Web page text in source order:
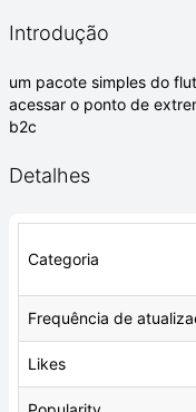
Introdução
um pacote simples do
acessar o ponto de
b2c
Detalhes
Categoria
Frequência de
Likes